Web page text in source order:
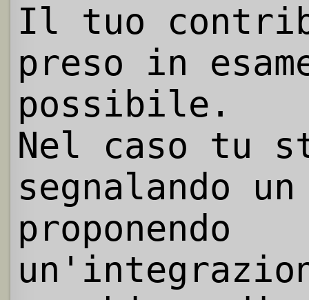
Il tuo
preso in
possibile.
Nel caso tu
segnalando
proponendo